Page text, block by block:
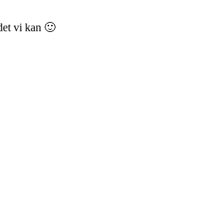
vi kan 🙂